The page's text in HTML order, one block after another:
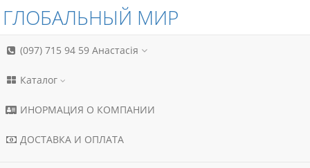
ГЛОБАЛЬНЫЙ МИР
(097) 715 94 59 Анастасія
Каталог
ИНОРМАЦИЯ О КОМПАНИИ
ДОСТАВКА И ОПЛАТА